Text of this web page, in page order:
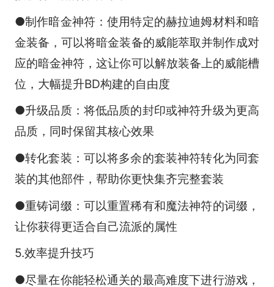
●制作暗金神符：使用特定的赫拉迪姆材料和暗
金装备，可以将暗金装备的威能萃取并制作成对
应的暗金神符，这让你可以解放装备上的威能槽
位，大幅提升BD构建的自由度
●升级品质：将低品质的封印或神符升级为更高
品质，同时保留其核心效果
●转化套装：可以将多余的套装神符转化为同套
装的其他部件，帮助你更快集齐完整套装
●重铸词缀：可以重置稀有和魔法神符的词缀，
让你获得更适合自己流派的属性
5.效率提升技巧
●尽量在你能轻松通关的最高难度下进行游戏，